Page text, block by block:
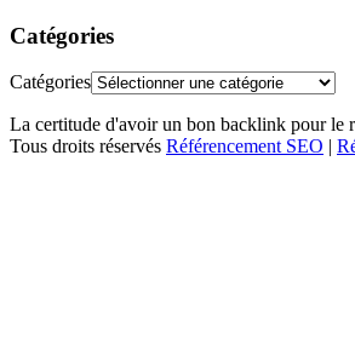
Catégories
Catégories
La certitude d'avoir un bon backlink pour le
Tous droits réservés Référencement SEO |